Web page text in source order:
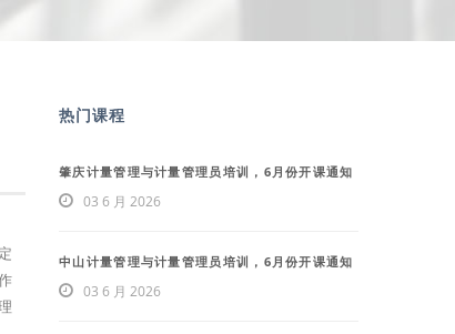
热门课程
肇庆计量管理与计量管理员培训，6月份开课通知
03 6 月 2026
中山计量管理与计量管理员培训，6月份开课通知
03 6 月 2026